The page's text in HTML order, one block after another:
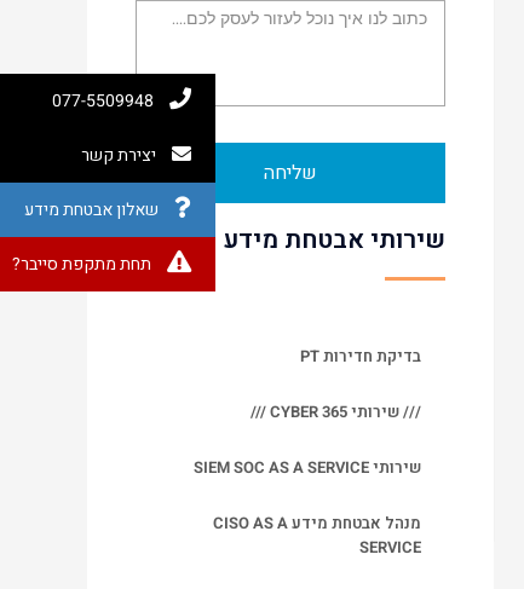
077-5509948
יצירת קשר
שאלון אבטחת מידע
תחת מתקפת סייבר?
שליחה
שירותי אבטחת מידע
בדיקת חדירות PT
/// שירותי CYBER 365 ///
שירותי SIEM SOC AS A SERVICE
מנהל אבטחת מידע CISO AS A
SERVICE